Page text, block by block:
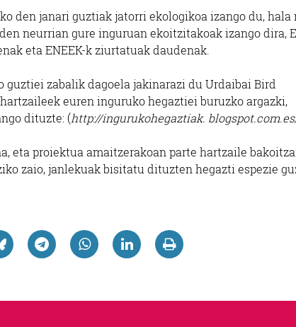
den janari guztiak jatorri ekologikoa izango du, hala
neurrian gure inguruan ekoitzitakoak izango dira,
eta ENEEK-k ziurtatuak daudenak.
zabalik dagoela jakinarazi du Urdaibai Bird
euren inguruko hegaztiei buruzko argazki,
dituzte: (http://ingurukohegaztiak.
eta proiektua amaitzerakoan parte hartzaile
zaio, janlekuak bisitatu dituzten hegazti espezie